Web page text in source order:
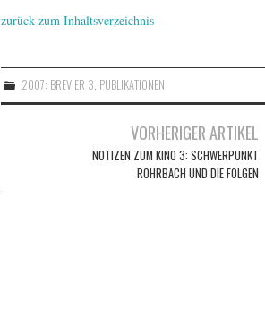
zurück zum Inhaltsverzeichnis
2007: BREVIER 3, PUBLIKATIONEN
VORHERIGER ARTIKEL
NOTIZEN ZUM KINO 3: SCHWERPUNKT
ROHRBACH UND DIE FOLGEN